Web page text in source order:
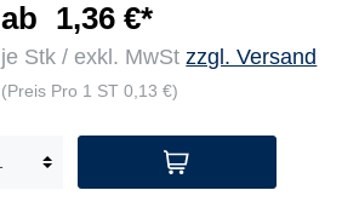
ab 1,36 €*
je Stk / exkl. MwStzzgl. Versand
(Preis Pro 1 ST 0,13 €)